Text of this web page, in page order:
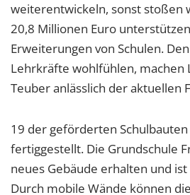
weiterentwickeln, sonst stoßen
20,8 Millionen Euro
Erweiterungen von Schulen.
Lehrkräfte wohlfühlen, machen
Teuber anlässlich der aktuellen
19 der geförderten
fertiggestellt. Die Grundschule
neues Gebäude erhalten und
Durch mobile Wände können